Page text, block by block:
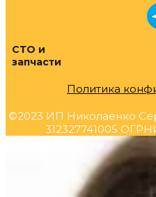
СТО и
запчасти
Политика
©2023 ИП Николаенко
312327741005